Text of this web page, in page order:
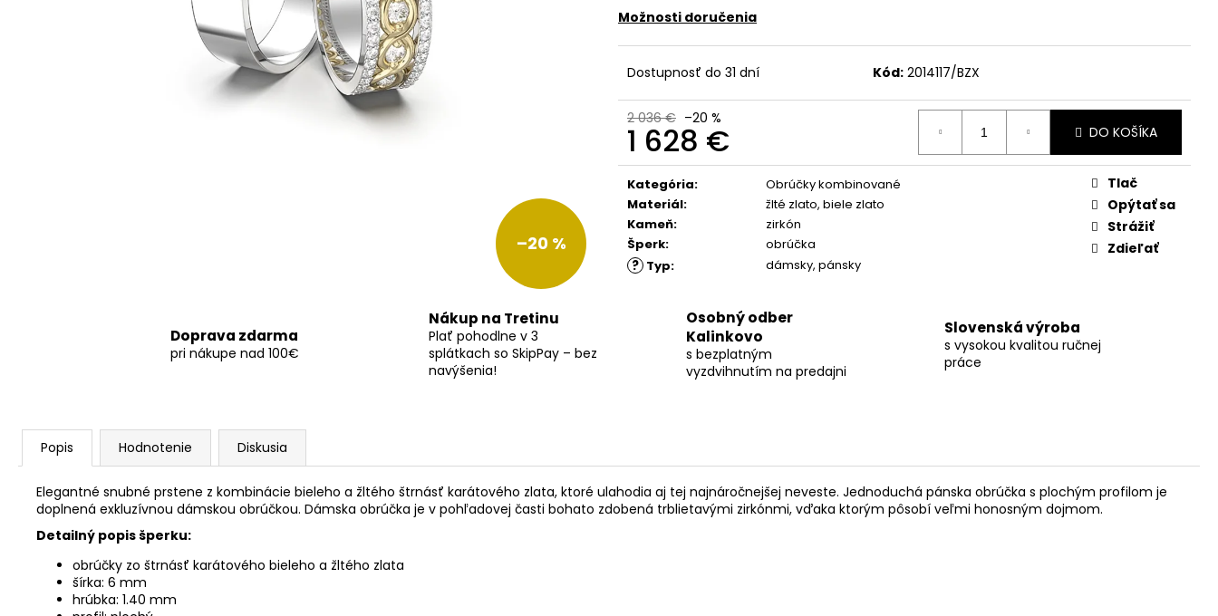
Možnosti doručenia
Dostupnosť do 31 dní Kód: 2014117/BZX
2 036 € –20 %
1 628 €
Jednotková
cena:
DO KOŠÍKA
Kategória:
Obrúčky kombinované
Materiál: žlté zlato, biele zlato
Kameň:
zirkón
Šperk: obrúčka
? Typ: dámsky, pánsky
Tlač
Opýtať sa
Strážiť
Zdieľať
–20 %
Doprava zdarma
pri nákupe nad 100€
Nákup na Tretinu
Plať pohodlne v 3
splátkach so SkipPay – bez
navýšenia!
Osobný odber
Kalinkovo
s bezplatným
vyzdvihnutím na predajni
Slovenská výroba
s vysokou kvalitou ručnej
práce
Popis Hodnotenie Diskusia
Elegantné snubné prstene z kombinácie bieleho a žltého štrnásť karátového zlata, ktoré ulahodia aj tej najnáročnejšej neveste. Jednoduchá pánska obrúčka s plochým profilom je
doplnená exkluzívnou dámskou obrúčkou. Dámska obrúčka je v pohľadovej časti bohato zdobená trblietavými zirkónmi, vďaka ktorým pôsobí veľmi honosným dojmom.
Detailný popis šperku:
obrúčky zo štrnásť karátového bieleho a žltého zlata
šírka: 6 mm
hrúbka: 1.40 mm